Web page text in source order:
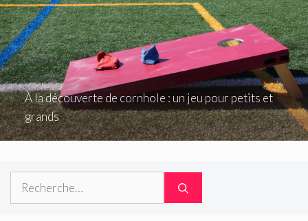
À la découverte de cornhole : un jeu pour petits et
grands
Rechercher :